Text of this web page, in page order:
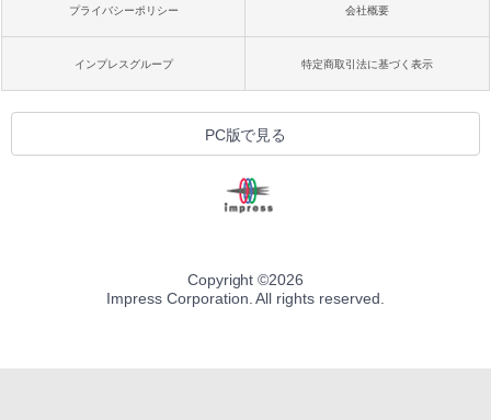
プライバシーポリシー 会社概要
インプレスグループ 特定商取引法に基づく表示
PC版で見る
Copyright ©2026
Impress Corporation. All rights reserved.